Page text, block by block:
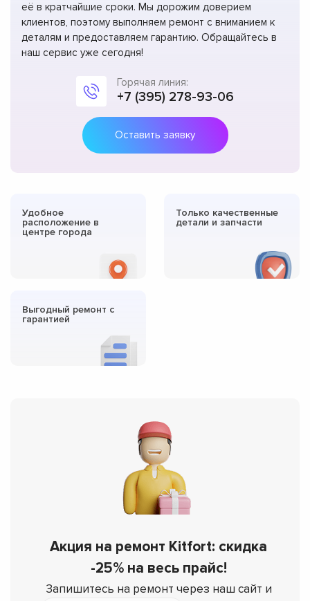
её в кратчайшие сроки. Мы дорожим доверием
клиентов, поэтому выполняем ремонт с вниманием к
деталям и предоставляем гарантию. Обращайтесь в
наш сервис уже сегодня!
Горячая линия:
+7 (395) 278-93-06
Оставить заявку
Удобное
расположение в
центре города
Только качественные
детали и запчасти
Выгодный ремонт с
гарантией
Акция на ремонт Kitfort: скидка
-25% на весь прайс!
Запишитесь на ремонт через наш сайт и